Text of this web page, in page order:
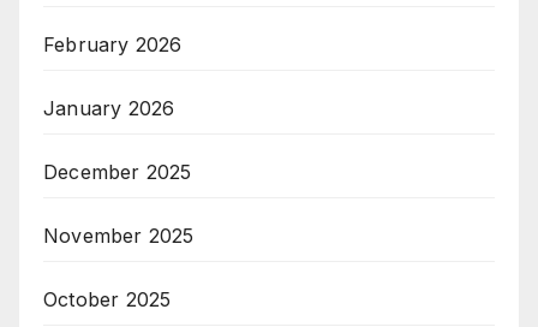
February 2026
January 2026
December 2025
November 2025
October 2025